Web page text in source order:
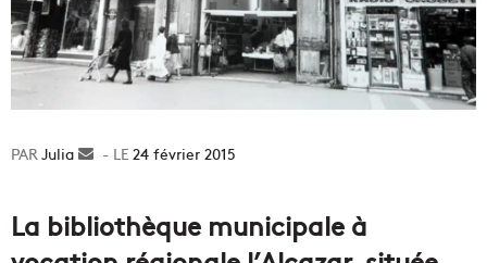
Julia
Envoyer24 février 2015
La bibliothèque municipale à